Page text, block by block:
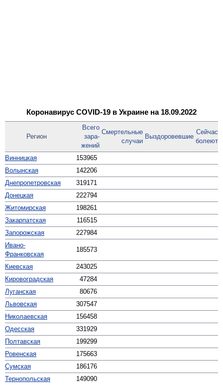
Коронавирус COVID-19 в Украине на 18.09.2022
Регион
Всего
зара­
жений
Смер­тельные
случаи
Выздоро­вевшие
Сейчас
болеют
Винницкая
153965
Волынская
142206
Днепро­петровская
319171
Донецкая
222794
Житомирская
198261
Закарпатская
116515
Запорожская
227984
Ивано-
Франковская
185573
Киевская
243025
Кирово­градская
47284
Луганская
80676
Львовская
307547
Николаевская
156458
Одесская
331929
Полтавская
199299
Ровенская
175663
Сумская
186176
Тернопольская
149090